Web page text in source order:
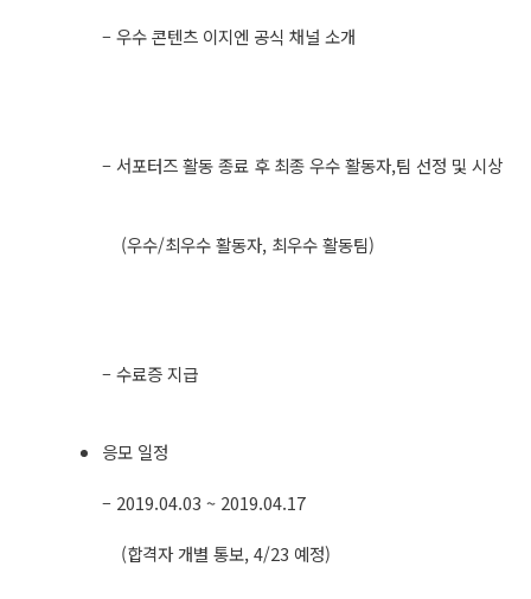
– 우수 콘텐츠 이지엔 공식 채널 소개
– 서포터즈 활동 종료 후 최종 우수 활동자,팀 선정 및 시상
(우수/최우수 활동자, 최우수 활동팀)
– 수료증 지급
응모 일정
– 2019.04.03 ~ 2019.04.17
(합격자 개별 통보, 4/23 예정)